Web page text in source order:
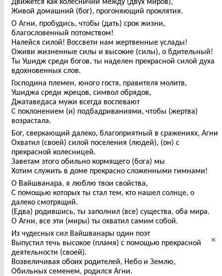
×
Живой домашний (бог), прогоняющий проклятия.
О Агни, пробудись, чтобы (дать) срок жизни,
благословенный потомством!
Налейся силой! Воссвети нам жертвенные услады!
Оживи жизненные силы и высокие (силы), о бдительный!
Ты Ушидж среди богов, ты наделен прекрасной силой духа
вдохновенных слов.
Господина племен, юного гостя, правителя молитв,
Ушиджа среди жрецов, символ обрядов,
Джатаведаса мужи всегда воспевают
С поклонением (и) подбадриваниями, чтобы (жертва)
возрастала.
Бог, сверкающий далеко, благоприятный в сражениях, Агни
Охватил (своей) силой поселения (людей), (он) с
прекрасной колесницей.
Заветам этого обильно кормящего (бога) мы
Хотим служить в доме прекрасно сложенными гимнами!
О Вайшванара, я люблю твои свойства,
С помощью которых ты стал тем, кто нашел солнце, о
далеко смотрящий.
(Едва) родившись, ты заполнил (все) существа, оба мира.
О Агни, все эти (миры) ты охватил самим собой.
Из чудесных сил Вайшванары один поэт
Выпустил течь высокое (пламя) с помощью прекрасной
деятельности (своей).
Возвеличивая обоих родителей, Небо и Землю,
Обильных семенем, родился Агни.